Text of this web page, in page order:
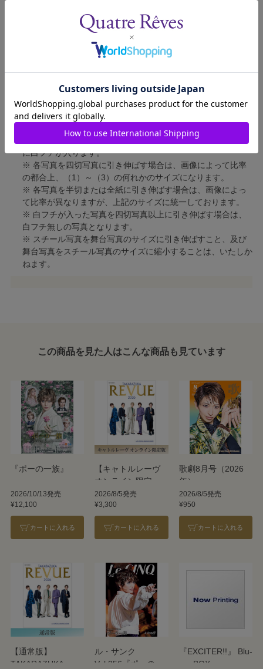
短辺 217mm × 長辺 305mm
短辺 213mm × 長辺 305mm
全紙写真
短辺 402mm × 長辺 559mm
写真のサイズにつきまして、下記の件も併せてご了承ください。
※ 宝塚大劇場および新人公演の舞台写真につきましては、4辺
に白フチが入ります。
※ 各写真を四切写真に引き伸ばす場合は、画像によって比率
の都合上、（1）～（3）の何れかのサイズになります。
※ 各写真を半切または全紙に引き伸ばす場合は、画像によっ
て比率が異なりますが、上記のサイズに統一しております。
※ 白フチが入った写真を四切写真以上に引き伸ばす場合は、
白フチ無しの写真となります。
※ スチール写真を舞台写真のサイズに引き伸ばすこと、及び
舞台写真をスチール写真のサイズに縮小することは、いたしか
ねます。
この商品を見た人はこんな商品も見ています
『ポーの一族』
2026/10/13発売
¥12,100
カートに入れる
【キャトルレーヴ
オンライン限定
版】TAKARAZUKA
REVUE 2026
2026/8/5発売
¥3,300
カートに入れる
歌劇8月号（2026
年）
2026/8/5発売
¥950
カートに入れる
【通常版】
TAKARAZUKA
ル・サンク
Vol.256『ポーの一
『EXCITER!!』 Blu-
ray BOX